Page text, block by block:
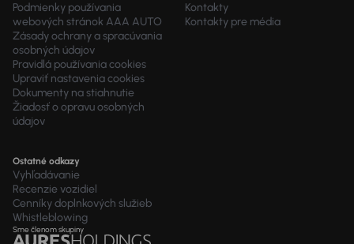
Podmienky používania
webových stránok AAA AUTO
Zásady ochrany a spracúvania
osobných údajov
Pravidlá používania cookies
Upraviť nastavenia cookies
Dokumenty na stiahnutie
Žiadosť o opravu osobných
údajov
Kontakty
Kontakty pre média
Ostatné odkazy
Vyhľadávanie
Recenzie vozidiel
Cenníky doplnkových služieb
Whistleblowing
Sme členom skupiny